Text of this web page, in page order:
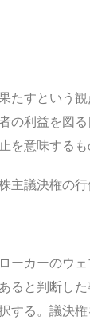
すという
利益を図
を意味するも
主議決権の
カーのウ
と判断し
る。議決